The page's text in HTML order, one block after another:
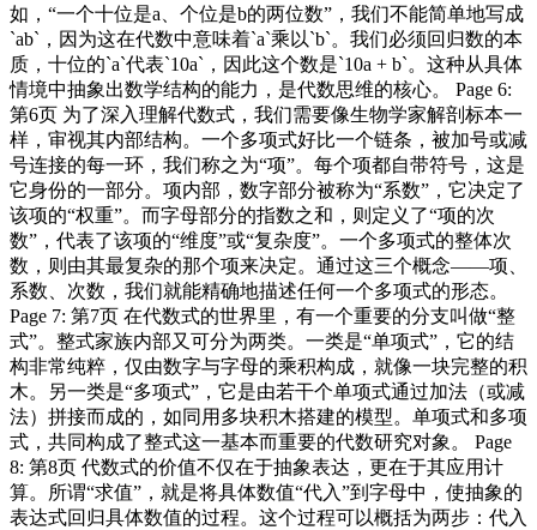
如，“一个十位是a、个位是b的两位数”，我们不能简单地写成
`ab`，因为这在代数中意味着`a`乘以`b`。我们必须回归数的本
质，十位的`a`代表`10a`，因此这个数是`10a + b`。这种从具体
情境中抽象出数学结构的能力，是代数思维的核心。 Page 6:
第6页 为了深入理解代数式，我们需要像生物学家解剖标本一
样，审视其内部结构。一个多项式好比一个链条，被加号或减
号连接的每一环，我们称之为“项”。每个项都自带符号，这是
它身份的一部分。项内部，数字部分被称为“系数”，它决定了
该项的“权重”。而字母部分的指数之和，则定义了“项的次
数”，代表了该项的“维度”或“复杂度”。一个多项式的整体次
数，则由其最复杂的那个项来决定。通过这三个概念——项、
系数、次数，我们就能精确地描述任何一个多项式的形态。
Page 7: 第7页 在代数式的世界里，有一个重要的分支叫做“整
式”。整式家族内部又可分为两类。一类是“单项式”，它的结
构非常纯粹，仅由数字与字母的乘积构成，就像一块完整的积
木。另一类是“多项式”，它是由若干个单项式通过加法（或减
法）拼接而成的，如同用多块积木搭建的模型。单项式和多项
式，共同构成了整式这一基本而重要的代数研究对象。 Page
8: 第8页 代数式的价值不仅在于抽象表达，更在于其应用计
算。所谓“求值”，就是将具体数值“代入”到字母中，使抽象的
表达式回归具体数值的过程。这个过程可以概括为两步：代入